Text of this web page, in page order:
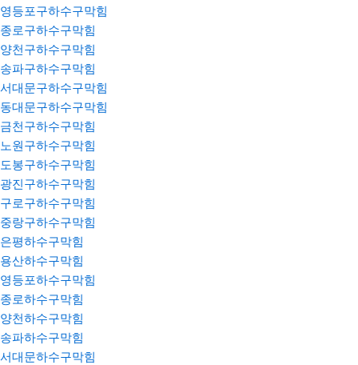
영등포구하수구막힘
종로구하수구막힘
양천구하수구막힘
송파구하수구막힘
서대문구하수구막힘
동대문구하수구막힘
금천구하수구막힘
노원구하수구막힘
도봉구하수구막힘
광진구하수구막힘
구로구하수구막힘
중랑구하수구막힘
은평하수구막힘
용산하수구막힘
영등포하수구막힘
종로하수구막힘
양천하수구막힘
송파하수구막힘
서대문하수구막힘